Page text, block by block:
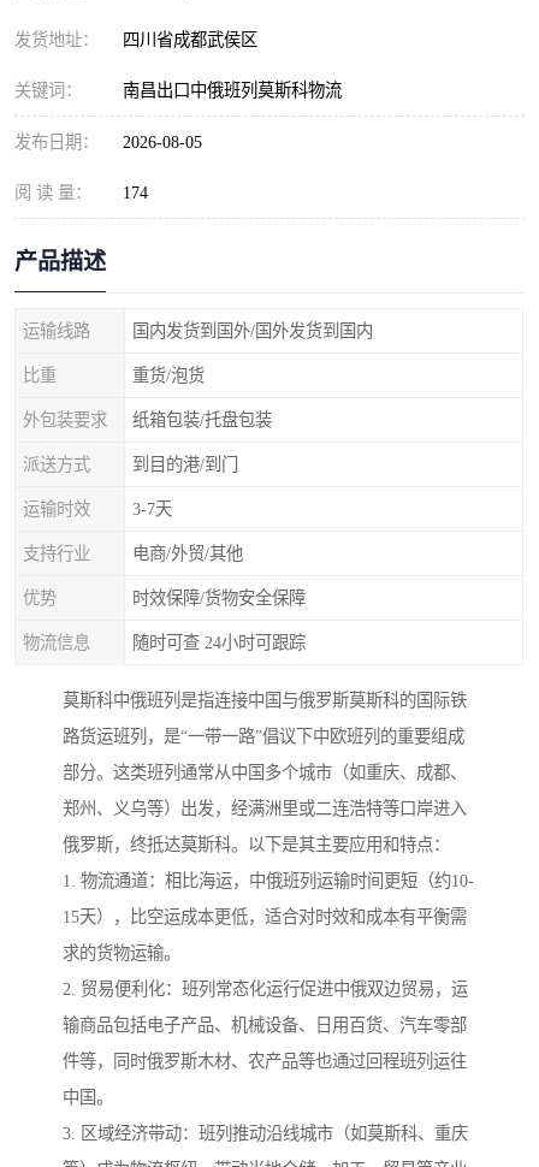
发货地址： 四川省成都武侯区
关键词： 南昌出口中俄班列莫斯科物流
发布日期： 2026-08-05
阅 读 量： 174
产品描述
运输线路 国内发货到国外/国外发货到国内
比重 重货/泡货
外包装要求 纸箱包装/托盘包装
派送方式 到目的港/到门
运输时效 3-7天
支持行业 电商/外贸/其他
优势 时效保障/货物安全保障
物流信息 随时可查 24小时可跟踪
莫斯科中俄班列是指连接中国与俄罗斯莫斯科的国际铁
路货运班列，是“一带一路”倡议下中欧班列的重要组成
部分。这类班列通常从中国多个城市（如重庆、成都、
郑州、义乌等）出发，经满洲里或二连浩特等口岸进入
俄罗斯，终抵达莫斯科。以下是其主要应用和特点：
1. 物流通道：相比海运，中俄班列运输时间更短（约10-
15天），比空运成本更低，适合对时效和成本有平衡需
求的货物运输。
2. 贸易便利化：班列常态化运行促进中俄双边贸易，运
输商品包括电子产品、机械设备、日用百货、汽车零部
件等，同时俄罗斯木材、农产品等也通过回程班列运往
中国。
3. 区域经济带动：班列推动沿线城市（如莫斯科、重庆